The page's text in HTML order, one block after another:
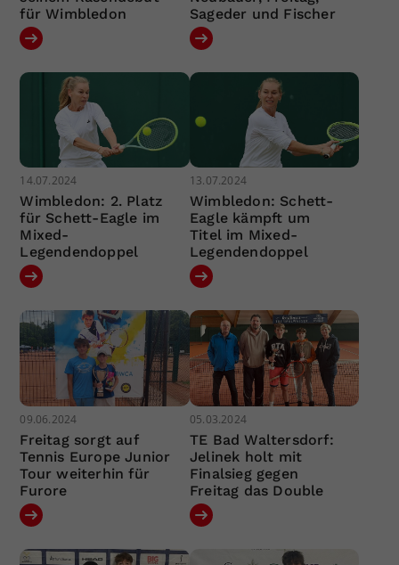
für Wimbledon
Sageder und Fischer
14.07.2024
Wimbledon: 2. Platz
für Schett-Eagle im
Mixed-
Legendendoppel
13.07.2024
Wimbledon: Schett-
Eagle kämpft um
Titel im Mixed-
Legendendoppel
09.06.2024
Freitag sorgt auf
Tennis Europe Junior
Tour weiterhin für
Furore
05.03.2024
TE Bad Waltersdorf:
Jelinek holt mit
Finalsieg gegen
Freitag das Double